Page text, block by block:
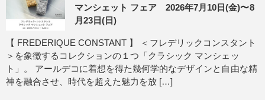
マンシェット フェア 2026年7月10日(金)〜8
月23日(日)
【 FREDERIQUE CONSTANT 】 ＜フレデリックコンスタント
＞を象徴するコレクションの１つ「クラシック マンシェッ
ト」。 アールデコに着想を得た幾何学的なデザインと自由な精
神を融合させ、時代を超えた魅力を放 […]